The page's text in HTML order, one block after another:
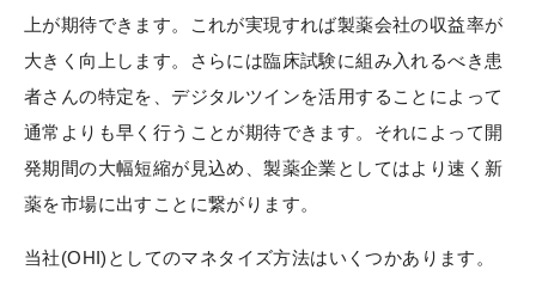
上が期待できます。これが実現すれば製薬会社の収益率が
大きく向上します。さらには臨床試験に組み入れるべき患
者さんの特定を、デジタルツインを活用することによって
通常よりも早く行うことが期待できます。それによって開
発期間の大幅短縮が見込め、製薬企業としてはより速く新
薬を市場に出すことに繋がります。
当社(OHI)としてのマネタイズ方法はいくつかあります。